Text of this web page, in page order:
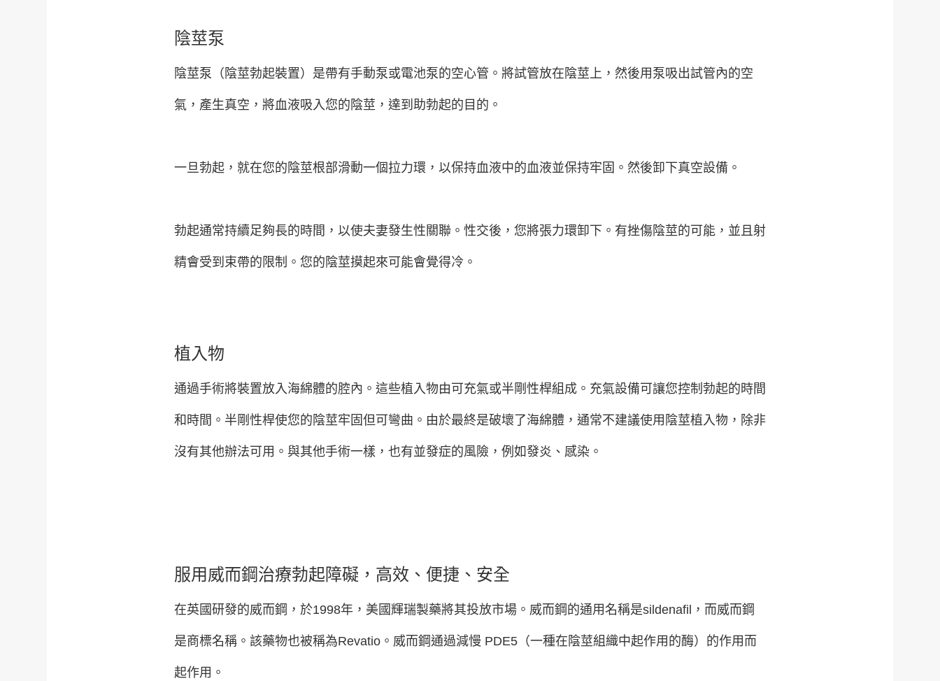
陰莖泵
陰莖泵（陰莖勃起裝置）是帶有手動泵或電池泵的空心管。將試管放在陰莖上，然後用泵吸出試管內的空
氣，產生真空，將血液吸入您的陰莖，達到助勃起的目的。
一旦勃起，就在您的陰莖根部滑動一個拉力環，以保持血液中的血液並保持牢固。然後卸下真空設備。
勃起通常持續足夠長的時間，以使夫妻發生性關聯。性交後，您將張力環卸下。有挫傷陰莖的可能，並且射
精會受到束帶的限制。您的陰莖摸起來可能會覺得冷。
植入物
通過手術將裝置放入海綿體的腔內。這些植入物由可充氣或半剛性桿組成。充氣設備可讓您控制勃起的時間
和時間。半剛性桿使您的陰莖牢固但可彎曲。由於最終是破壞了海綿體，通常不建議使用陰莖植入物，除非
沒有其他辦法可用。與其他手術一樣，也有並發症的風險，例如發炎、感染。
服用威而鋼治療勃起障礙，高效、便捷、安全
在英國研發的威而鋼，於1998年，美國輝瑞製藥將其投放市場。威而鋼的通用名稱是sildenafil，而威而鋼
是商標名稱。該藥物也被稱為Revatio。威而鋼通過減慢 PDE5（一種在陰莖組織中起作用的酶）的作用而
起作用。